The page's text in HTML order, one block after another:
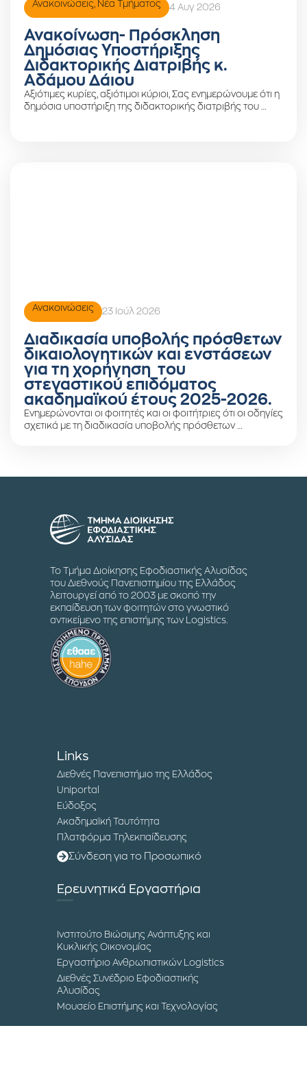
Ανακοινώσεις Νέα Τμήματος 4 Αυγ 2026
Ανακοίνωση- Πρόσκληση
Δημόσιας Υποστήριξης
Διδακτορικής Διατριβής κ.
Αδάμου Δάιου
Αξιότιμες κυρίες, αξιότιμοι κύριοι, Σας ενημερώνουμε ότι η
δημόσια υποστήριξη της διδακτορικής διατριβής του …
Ανακοινώσεις 23 Ιούλ 2026
Διαδικασία υποβολής πρόσθετων
δικαιολογητικών και ενστάσεων
για τη χορήγηση του
στεγαστικού επιδόματος
ακαδημαϊκού έτους 2025-2026.
Ενημερώνονται οι φοιτητές και οι φοιτήτριες ότι οι οδηγίες
σχετικά με τη διαδικασία υποβολής πρόσθετων …
Το Τμήμα Διοίκησης Εφοδιαστικής Αλυσίδας
του Διεθνούς Πανεπιστημίου της Ελλάδος
λειτουργεί από το 2003 με σκοπό την
εκπαίδευση των φοιτητών στο γνωστικό
αντικείμενο της επιστήμης των Logistics.
Links
Διεθνές Πανεπιστήμιο της Ελλάδος
Uniportal
Εύδοξος
Ακαδημαϊκή Ταυτότητα
Πλατφόρμα Τηλεκπαίδευσης
Σύνδεση για το Προσωπικό
Ερευνητικά Εργαστήρια
Ινστιτούτο Βιώσιμης Ανάπτυξης και
Κυκλικής Οικονομίας
Εργαστήριο Ανθρωπιστικών Logistics
Διεθνές Συνέδριο Εφοδιαστικής
Αλυσίδας
Μουσείο Επιστήμης και Τεχνολογίας